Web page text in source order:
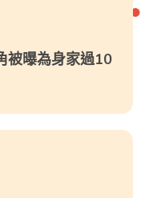
被曝為身家過10